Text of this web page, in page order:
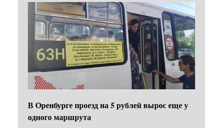
В Оренбурге проезд на 5 рублей вырос еще у
одного маршрута